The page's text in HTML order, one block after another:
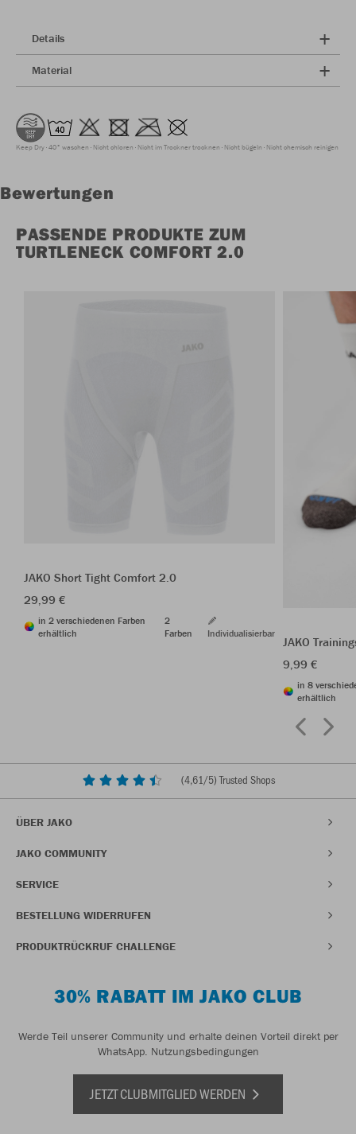
Details
Material
Keep Dry 40° waschen Nicht chloren Nicht im Trockner trocknen Nicht bügeln Nicht chemisch reinigen
Bewertungen
PASSENDE PRODUKTE ZUM
TURTLENECK COMFORT 2.0
JAKO Short Tight Comfort 2.0
29,99 €
in 2 verschiedenen Farben
erhältlich
2
Farben
Individualisierbar
JAKO
9,99 €
in 8
erhältlich
(4,61/5) Trusted Shops
ÜBER JAKO
JAKO COMMUNITY
SERVICE
BESTELLUNG WIDERRUFEN
PRODUKTRÜCKRUF CHALLENGE
30% RABATT IM JAKO CLUB
Werde Teil unserer Community und erhalte deinen Vorteil direkt per
WhatsApp. Nutzungsbedingungen
JETZT CLUBMITGLIED WERDEN